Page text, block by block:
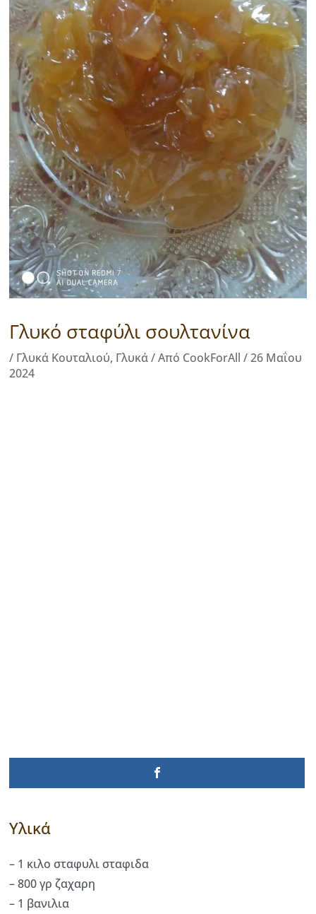
Γλυκό σταφύλι σουλτανίνα
/ Γλυκά Κουταλιού, Γλυκά/ Από CookForAll /26 Μαΐου
2024
Υλικά
– 1 κιλο σταφυλι σταφιδα
– 800 γρ ζαχαρη
– 1 βανιλια